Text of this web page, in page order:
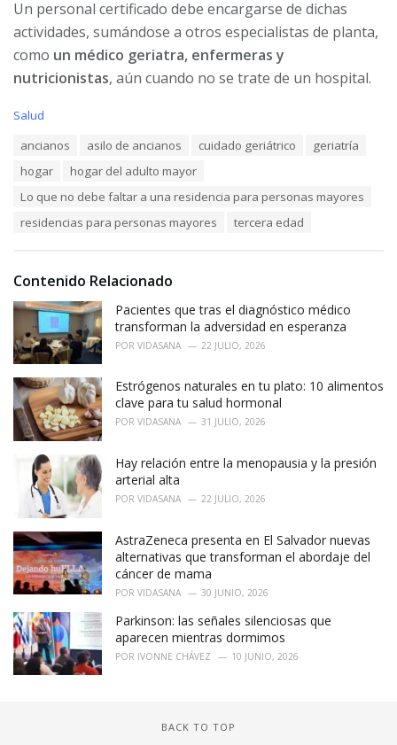
Un personal certificado debe encargarse de dichas
actividades, sumándose a otros especialistas de planta,
como un médico geriatra, enfermeras y
nutricionistas, aún cuando no se trate de un hospital.
C
:
Salud
ancianos asilo de ancianos cuidado geriátrico
geriatría
hogar
hogar del adulto mayor
Lo que no debe faltar a una residencia para personas mayores
residencias para personas mayores
tercera edad
Contenido Relacionado
Pacientes que tras el diagnóstico médico
transforman la adversidad en esperanza
POR VIDASANA 22 JULIO, 2026
Estrógenos naturales en tu plato: 10 alimentos
clave para tu salud hormonal
POR VIDASANA 31 JULIO, 2026
Hay relación entre la menopausia y la presión
arterial alta
POR VIDASANA 22 JULIO, 2026
AstraZeneca presenta en El Salvador nuevas
alternativas que transforman el abordaje del
cáncer de mama
POR VIDASANA 30 JUNIO, 2026
Parkinson: las señales silenciosas que
aparecen mientras dormimos
POR IVONNE CHÁVEZ 10 JUNIO, 2026
BACK TO TOP